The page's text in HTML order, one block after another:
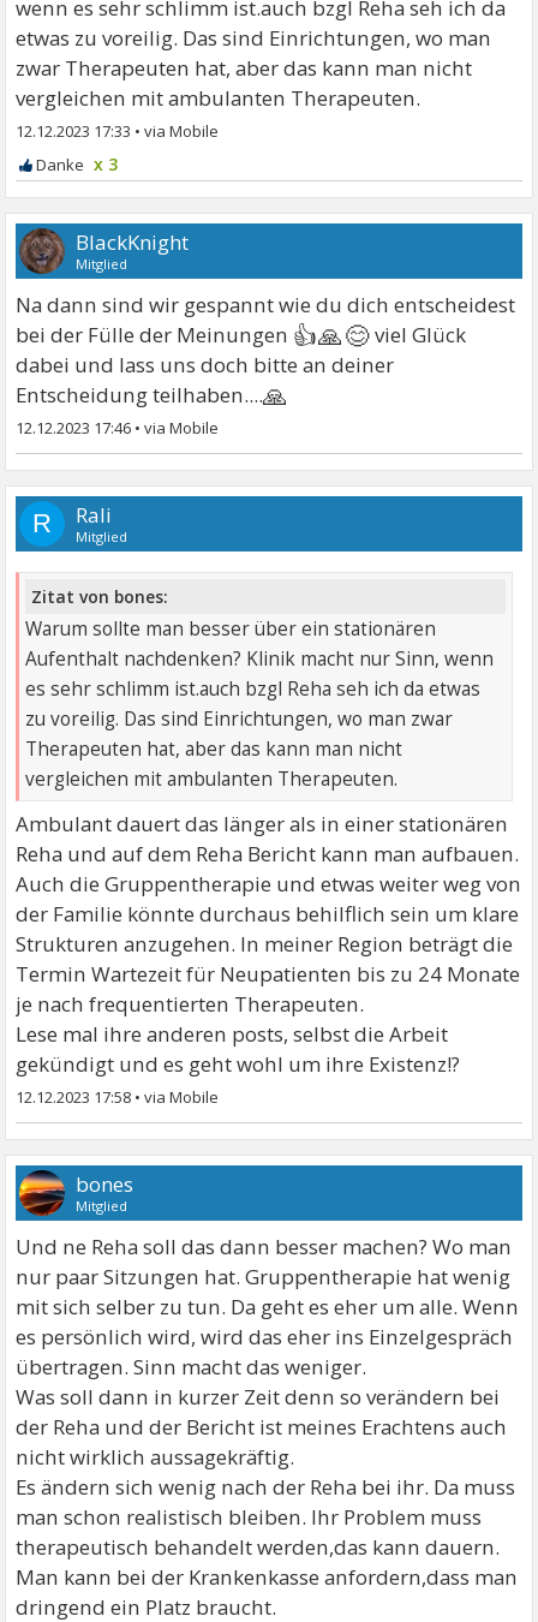
wenn es sehr schlimm ist.auch bzgl Reha seh ich da
etwas zu voreilig. Das sind Einrichtungen, wo man
zwar Therapeuten hat, aber das kann man nicht
vergleichen mit ambulanten Therapeuten.
12.12.2023 17:33 •
x 3
BlackKnight
Mitglied
Na dann sind wir gespannt wie du dich entscheidest
bei der Fülle der Meinungen 👍🙏😊viel Glück
dabei und lass uns doch bitte an deiner
Entscheidung teilhaben....🙏
12.12.2023 17:46 •
R Rali
Mitglied
Zitat von bones:
Warum sollte man besser über ein stationären
Aufenthalt nachdenken? Klinik macht nur Sinn, wenn
es sehr schlimm ist.auch bzgl Reha seh ich da etwas
zu voreilig. Das sind Einrichtungen, wo man zwar
Therapeuten hat, aber das kann man nicht
vergleichen mit ambulanten Therapeuten.
Ambulant dauert das länger als in einer stationären
Reha und auf dem Reha Bericht kann man aufbauen.
Auch die Gruppentherapie und etwas weiter weg von
der Familie könnte durchaus behilflich sein um klare
Strukturen anzugehen. In meiner Region beträgt die
Termin Wartezeit für Neupatienten bis zu 24 Monate
je nach frequentierten Therapeuten.
Lese mal ihre anderen posts, selbst die Arbeit
gekündigt und es geht wohl um ihre Existenz!?
12.12.2023 17:58 •
bones
Mitglied
Und ne Reha soll das dann besser machen? Wo man
nur paar Sitzungen hat. Gruppentherapie hat wenig
mit sich selber zu tun. Da geht es eher um alle. Wenn
es persönlich wird, wird das eher ins Einzelgespräch
übertragen. Sinn macht das weniger.
Was soll dann in kurzer Zeit denn so verändern bei
der Reha und der Bericht ist meines Erachtens auch
nicht wirklich aussagekräftig.
Es ändern sich wenig nach der Reha bei ihr. Da muss
man schon realistisch bleiben. Ihr Problem muss
therapeutisch behandelt werden,das kann dauern.
Man kann bei der Krankenkasse anfordern,dass man
dringend ein Platz braucht.